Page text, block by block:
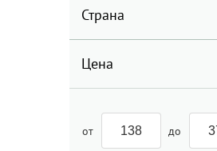
Страна
Цена
от до